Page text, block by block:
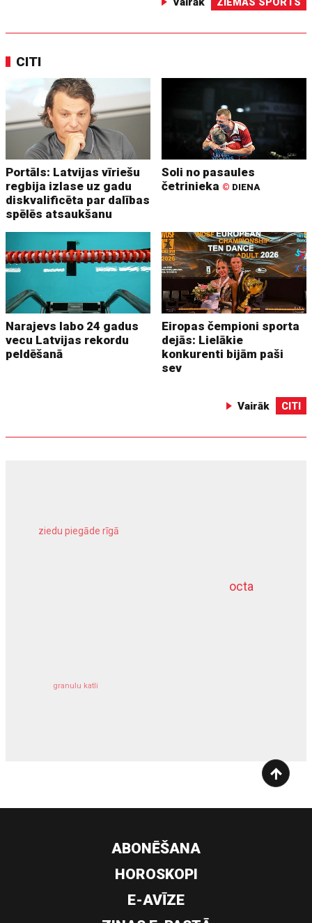
CITI
Portāls: Latvijas vīriešu
regbija izlase uz gadu
diskvalificēta par dalības
spēlēs atsaukšanu
Soli no pasaules
četrinieka © DIENA
Narajevs labo 24 gadus
vecu Latvijas rekordu
peldēšanā
Eiropas čempioni sporta
dejās: Lielākie
konkurenti bijām paši
sev
Vairāk CITI
octa
ziedu piegāde rīgā
granulu katli
dziļurbums
ABONĒŠANA
HOROSKOPI
E-AVĪZE